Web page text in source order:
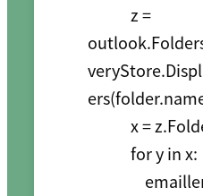
            z =
x =
            for y in x: